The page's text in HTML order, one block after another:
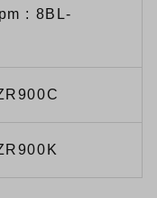
: 8BL-